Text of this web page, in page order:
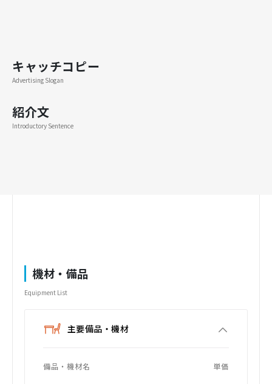
キャッチコピー
Advertising Slogan
紹介文
Introductory Sentence
機材・備品
Equipment List
主要備品・機材
備品・機材名 単価